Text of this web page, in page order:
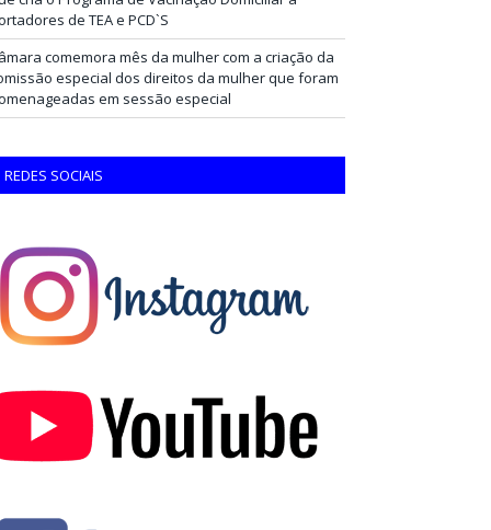
de TEA e PCD`S
comemora mês da mulher com a criação da
especial dos direitos da mulher que foram
em sessão especial
REDES SOCIAIS